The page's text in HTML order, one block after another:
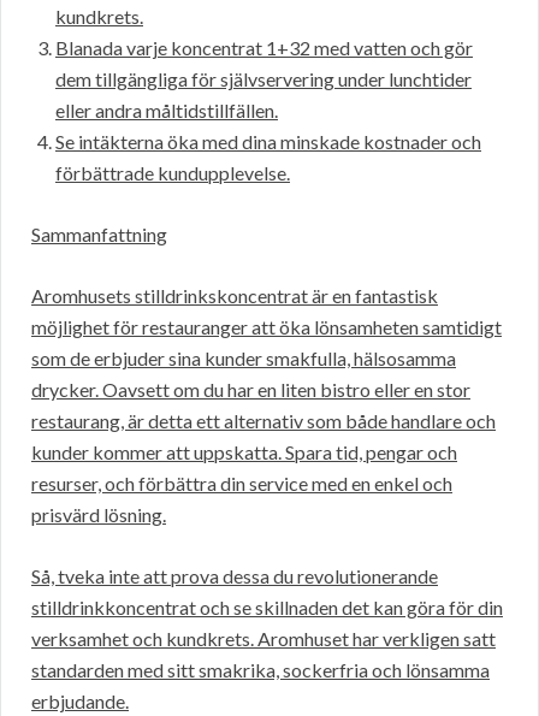
kundkrets.
Blanada varje koncentrat 1+32 med vatten och gör
dem tillgängliga för självservering under lunchtider
eller andra måltidstillfällen.
Se intäkterna öka med dina minskade kostnader och
förbättrade kundupplevelse.
Sammanfattning
Aromhusets stilldrinkskoncentrat är en fantastisk
möjlighet för restauranger att öka lönsamheten samtidigt
som de erbjuder sina kunder smakfulla, hälsosamma
drycker. Oavsett om du har en liten bistro eller en stor
restaurang, är detta ett alternativ som både handlare och
kunder kommer att uppskatta. Spara tid, pengar och
resurser, och förbättra din service med en enkel och
prisvärd lösning.
Så, tveka inte att prova dessa du revolutionerande
stilldrinkkoncentrat och se skillnaden det kan göra för din
verksamhet och kundkrets. Aromhuset har verkligen satt
standarden med sitt smakrika, sockerfria och lönsamma
erbjudande.